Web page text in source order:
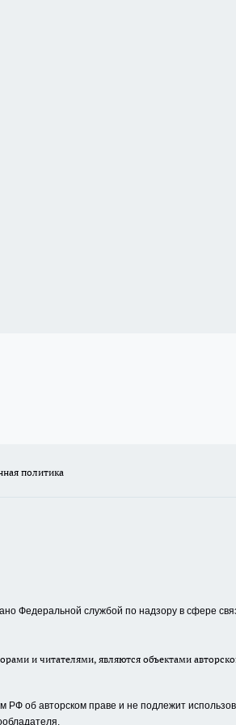
политика
Федеральной службой по надзору в сфере
и читателями, являются объектами
об авторском праве и не подлежит